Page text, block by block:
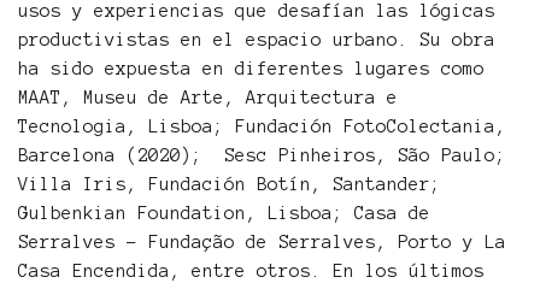
usos y experiencias que desafían las lógicas
productivistas en el espacio urbano. Su obra
ha sido expuesta en diferentes lugares como
MAAT, Museu de Arte, Arquitectura e
Tecnologia, Lisboa; Fundación FotoColectania,
Barcelona (2020); Sesc Pinheiros, São Paulo;
Villa Iris, Fundación Botín, Santander;
Gulbenkian Foundation, Lisboa; Casa de
Serralves - Fundação de Serralves, Porto y La
Casa Encendida, entre otros. En los últimos